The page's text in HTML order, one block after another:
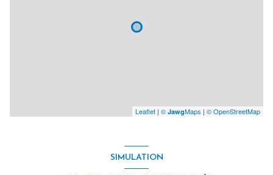
Leaflet | © JawgMaps | © OpenStreetMap
SIMULATION